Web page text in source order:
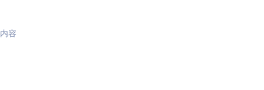
容